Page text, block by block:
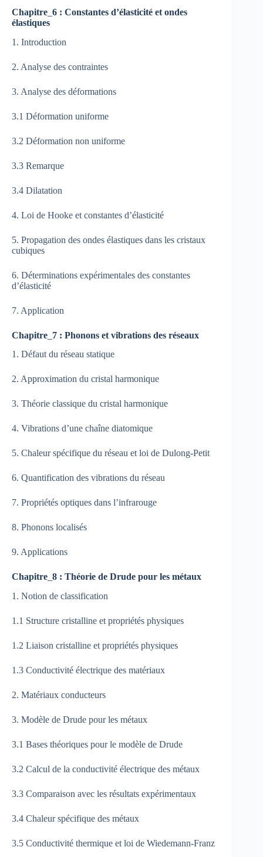
Chapitre 6 : Constantes d’élasticité et ondes
élastiques
1. Introduction
2. Analyse des contraintes
3. Analyse des déformations
3.1 Déformation uniforme
3.2 Déformation non uniforme
3.3 Remarque
3.4 Dilatation
4. Loi de Hooke et constantes d’élasticité
5. Propagation des ondes élastiques dans les cristaux
cubiques
6. Déterminations expérimentales des constantes
d’élasticité
7. Application
Chapitre 7 : Phonons et vibrations des réseaux
1. Défaut du réseau statique
2. Approximation du cristal harmonique
3. Théorie classique du cristal harmonique
4. Vibrations d’une chaîne diatomique
5. Chaleur spécifique du réseau et loi de Dulong-Petit
6. Quantification des vibrations du réseau
7. Propriétés optiques dans l’infrarouge
8. Phonons localisés
9. Applications
Chapitre 8 : Théorie de Drude pour les métaux
1. Notion de classification
1.1 Structure cristalline et propriétés physiques
1.2 Liaison cristalline et propriétés physiques
1.3 Conductivité électrique des matériaux
2. Matériaux conducteurs
3. Modèle de Drude pour les métaux
3.1 Bases théoriques pour le modèle de Drude
3.2 Calcul de la conductivité électrique des métaux
3.3 Comparaison avec les résultats expérimentaux
3.4 Chaleur spécifique des métaux
3.5 Conductivité thermique et loi de Wiedemann-Franz